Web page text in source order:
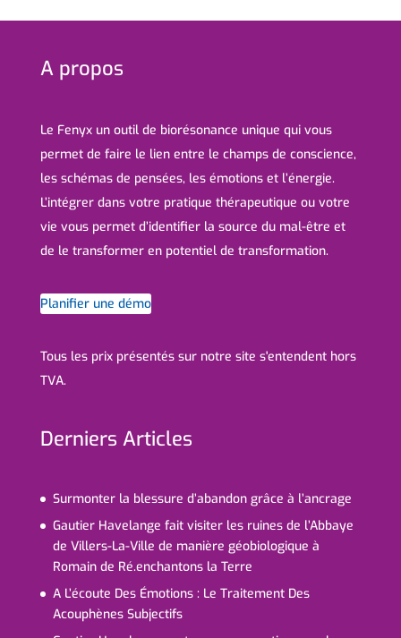
A propos
Le Fenyx un outil de biorésonance unique qui vous
permet de faire le lien entre le champs de conscience,
les schémas de pensées, les émotions et l’énergie.
L’intégrer dans votre pratique thérapeutique ou votre
vie vous permet d’identifier la source du mal-être et
de le transformer en potentiel de transformation.
Planifier une démo
Tous les prix présentés sur notre site s'entendent hors
TVA.
Derniers Articles
Surmonter la blessure d’abandon grâce à l’ancrage
Gautier Havelange fait visiter les ruines de l’Abbaye
de Villers-La-Ville de manière géobiologique à
Romain de Ré.enchantons la Terre
A L’écoute Des Émotions : Le Traitement Des
Acouphènes Subjectifs